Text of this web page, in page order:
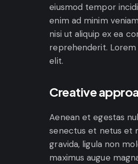
eiusmod tempor
enim ad minim
nisi ut aliquip ex ea
reprehenderit.
elit.
Creative
Aenean et egestas
senectus et netus et
gravida, ligula non
maximus augue